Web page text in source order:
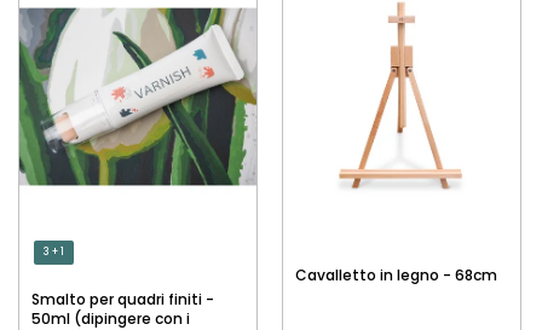
3 + 1
Smalto per quadri finiti -
50ml (dipingere con i
Cavalletto in legno - 68cm